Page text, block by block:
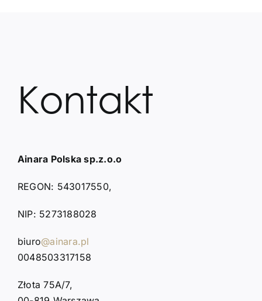
Kontakt
Ainara Polska sp.z.o.o
REGON: 543017550,
NIP: 5273188028
biuro@ainara.pl
0048503317158
Złota 75A/7,